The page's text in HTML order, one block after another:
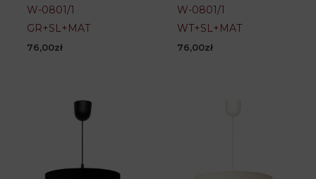
W-0801/1
GR+SL+MAT
76,00zł
W-0801/1
WT+SL+MAT
76,00zł